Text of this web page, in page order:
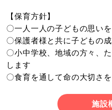
【保育方針】
〇一人一人の子どもの思い
〇保護者様と共に子どもの
〇小中学校、地域の方々、
します
〇食育を通して命の大切さ
施設